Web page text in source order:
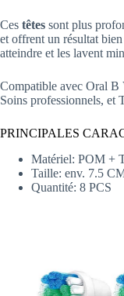
Ces têtes sont plus
et offrent un résultat
atteindre et les lavent
Compatible avec Oral B
Soins professionnels, et
PRINCIPALES
Matériel: POM +
Taille: env. 7.5
Quantité: 8 PCS